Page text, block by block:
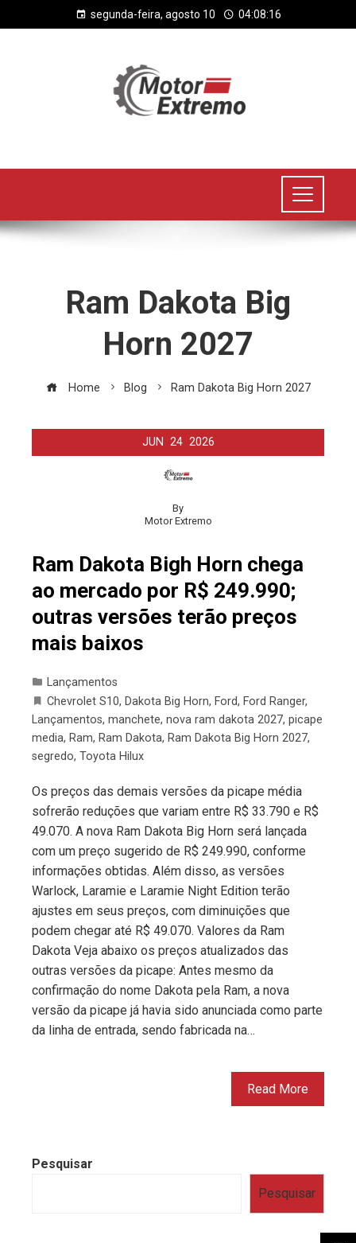
segunda-feira, agosto 10 04:08:16
Ram Dakota Big
Horn 2027
Home Blog Ram Dakota Big Horn 2027
JUN 24 2026
By
Motor Extremo
Ram Dakota Bigh Horn chega
ao mercado por R$ 249.990;
outras versões terão preços
mais baixos
Lançamentos
Chevrolet S10, Dakota Big Horn, Ford, Ford Ranger,
Lançamentos, manchete, nova ram dakota 2027, picape
media, Ram, Ram Dakota, Ram Dakota Big Horn 2027,
segredo, Toyota Hilux
Os preços das demais versões da picape média
sofrerão reduções que variam entre R$ 33.790 e R$
49.070. A nova Ram Dakota Big Horn será lançada
com um preço sugerido de R$ 249.990, conforme
informações obtidas. Além disso, as versões
Warlock, Laramie e Laramie Night Edition terão
ajustes em seus preços, com diminuições que
podem chegar até R$ 49.070. Valores da Ram
Dakota Veja abaixo os preços atualizados das
outras versões da picape: Antes mesmo da
confirmação do nome Dakota pela Ram, a nova
versão da picape já havia sido anunciada como parte
da linha de entrada, sendo fabricada na…
Read More
Pesquisar
Pesquisar